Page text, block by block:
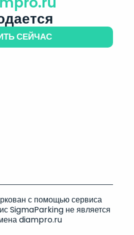
СЕЙЧАС
с помощью сервиса
SigmaParking не является
diampro.ru